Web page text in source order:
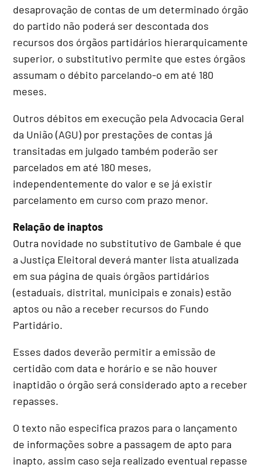
desaprovação de contas de um determinado órgão
do partido não poderá ser descontada dos
recursos dos órgãos partidários hierarquicamente
superior, o substitutivo permite que estes órgãos
assumam o débito parcelando-o em até 180
meses.
Outros débitos em execução pela Advocacia Geral
da União (AGU) por prestações de contas já
transitadas em julgado também poderão ser
parcelados em até 180 meses,
independentemente do valor e se já existir
parcelamento em curso com prazo menor.
Relação de inaptos
Outra novidade no substitutivo de Gambale é que
a Justiça Eleitoral deverá manter lista atualizada
em sua página de quais órgãos partidários
(estaduais, distrital, municipais e zonais) estão
aptos ou não a receber recursos do Fundo
Partidário.
Esses dados deverão permitir a emissão de
certidão com data e horário e se não houver
inaptidão o órgão será considerado apto a receber
repasses.
O texto não especifica prazos para o lançamento
de informações sobre a passagem de apto para
inapto, assim caso seja realizado eventual repasse